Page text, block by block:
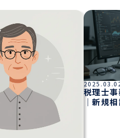
広
コ
税理士
｜新規